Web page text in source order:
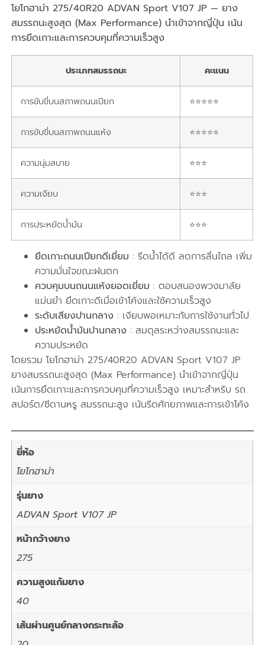
โยโกฮาม่า 275/40R20 ADVAN Sport V107 JP — ยาง
สมรรถนะสูงสุด (Max Performance) นำเข้าจากญี่ปุ่น เน้น
การยึดเกาะและการควบคุมที่ความเร็วสูง
ประเภทสมรรถนะ คะแนน
การขับขี่บนสภาพถนนเปียก ⭐⭐⭐⭐⭐
การขับขี่บนสภาพถนนแห้ง ⭐⭐⭐⭐⭐
ความนุ่มสบาย ⭐⭐⭐
ความเงียบ ⭐⭐⭐
การประหยัดน้ำมัน ⭐⭐⭐
ยึดเกาะถนนเปียกดีเยี่ยม : รีดน้ำได้ดี ลดการลื่นไถล เพิ่ม
ความมั่นใจขณะฝนตก
ควบคุมบนถนนแห้งยอดเยี่ยม : ตอบสนองพวงมาลัย
แม่นยำ ยึดเกาะดีเมื่อเข้าโค้งและใช้ความเร็วสูง
ระดับเสียงปานกลาง : เงียบพอเหมาะกับการใช้งานทั่วไป
ประหยัดน้ำมันปานกลาง : สมดุลระหว่างสมรรถนะและ
ความประหยัด
โดยรวม โยโกฮาม่า 275/40R20 ADVAN Sport V107 JP
ยางสมรรถนะสูงสุด (Max Performance) นำเข้าจากญี่ปุ่น
เน้นการยึดเกาะและการควบคุมที่ความเร็วสูง เหมาะสำหรับ รถ
สปอร์ต/ซีดานหรู สมรรถนะสูง เน้นรีดศักยภาพและการเข้าโค้ง
ยี่ห้อ
โยโกฮาม่า
รุ่นยาง
ADVAN Sport V107 JP
หน้ากว้างยาง
275
ความสูงแก้มยาง
40
เส้นผ่านศูนย์กลางกระทะล้อ